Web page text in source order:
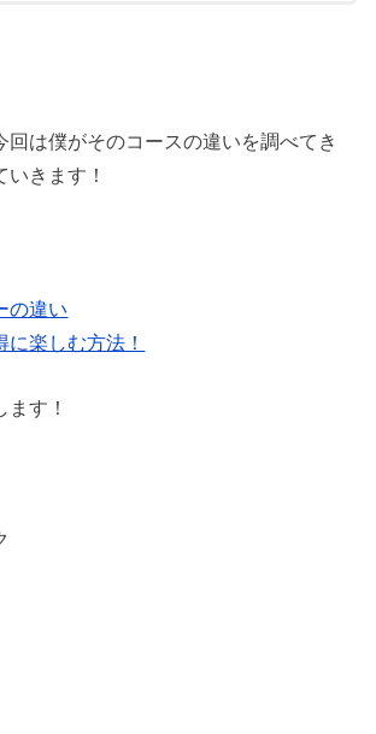
回は僕がそのコースの違いを調べてき
きます！
の違い
に楽しむ方法！
す！